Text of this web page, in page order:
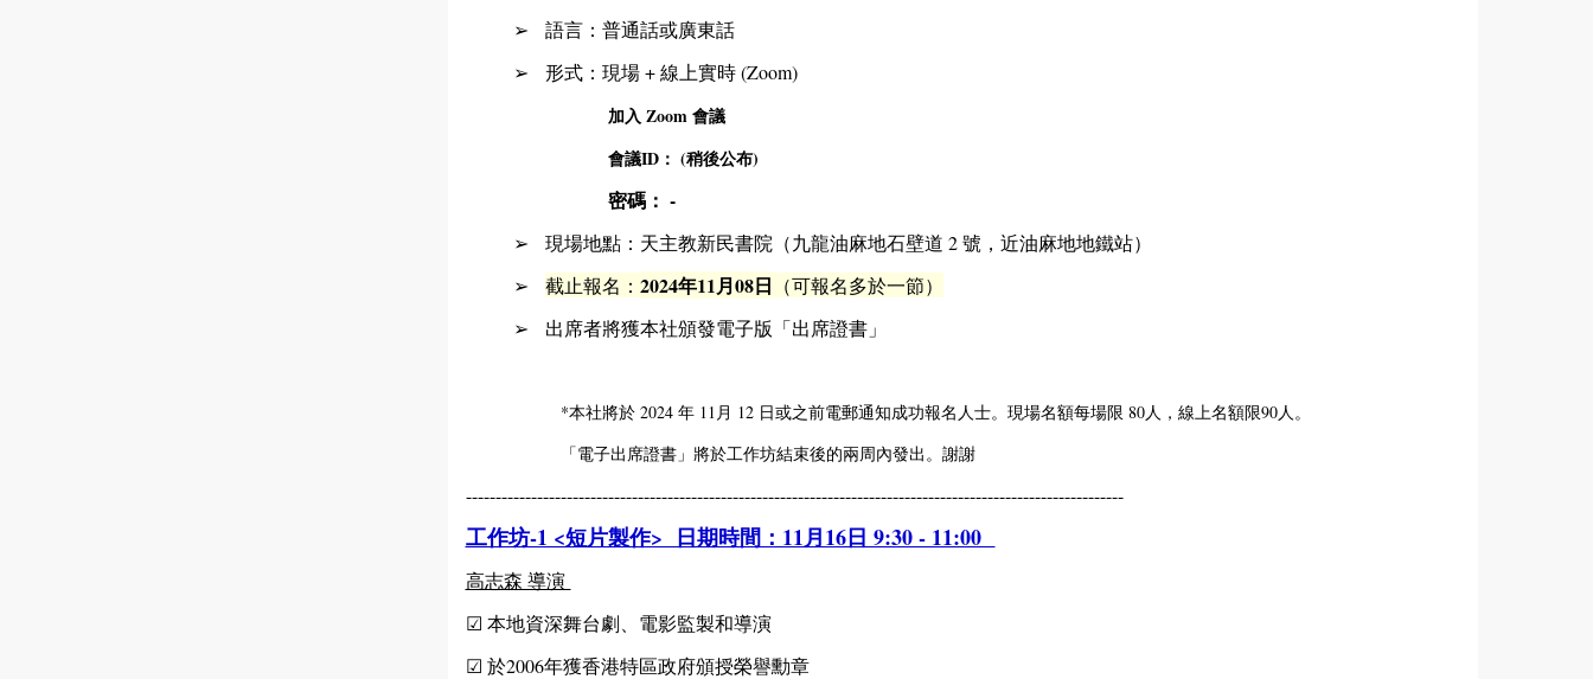
➢ 語言：普通話或廣東話
➢ 形式：現場 + 線上實時 (Zoom)
加入 Zoom 會議
會議ID： (稍後公布)
密碼： -
➢ 現場地點：天主教新民書院（九龍油麻地石壁道 2 號，近油麻地地鐵站）
➢ 截止報名： 2024年11月08日 （可報名多於一節）
➢ 出席者將獲本社頒發電子版「出席證書」
*本社將於 2024 年 11月 12 日或之前電郵通知成功報名人士。現場名額每場限 80人，線上名額限90人。
「電子出席證書」將於工作坊結束後的兩周內發出。謝謝
---------------------------------------------------------------------------------------------------------------
工作坊-1 <短片製作> 日期時間：11月16日 9:30 - 11:00
高志森 導演
☑ 本地資深舞台劇、電影監製和導演
☑ 於2006年獲香港特區政府頒授榮譽勳章